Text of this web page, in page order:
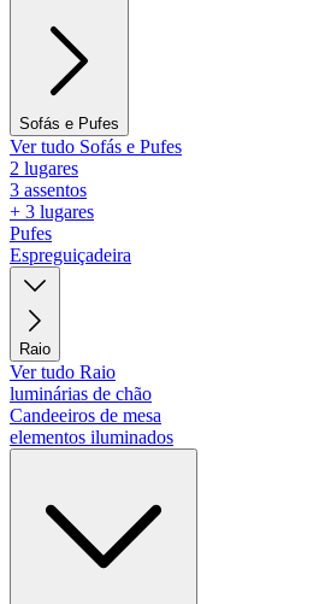
Sofás e Pufes
Ver tudo Sofás e Pufes
2 lugares
3 assentos
+ 3 lugares
Pufes
Espreguiçadeira
Raio
Ver tudo Raio
luminárias de chão
Candeeiros de mesa
elementos iluminados